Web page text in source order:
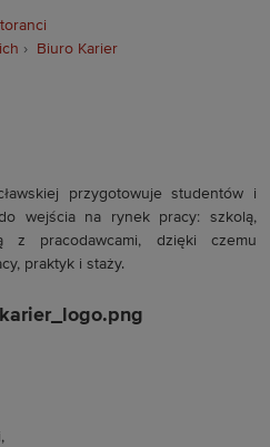
Biuro Karier
przygotowuje studentów i
wejścia na rynek pracy: szkolą,
z pracodawcami, dzięki czemu
praktyk i staży.